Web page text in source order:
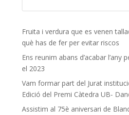
Fruita i verdura que es venen
què has de fer per evitar riscos
Ens reunim abans d’acabar l’any
el 2023
Vam formar part del Jurat
Edició del Premi Càtedra UB-
Assistim al 75è aniversari de